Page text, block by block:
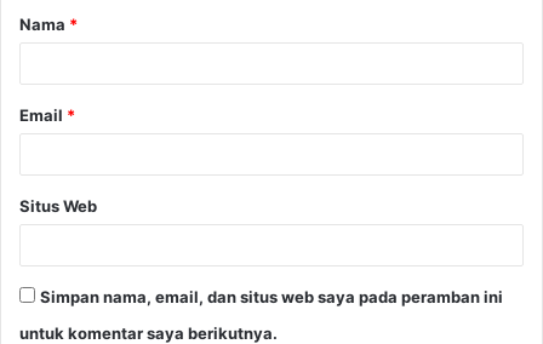
Nama *
Email *
Situs Web
Simpan nama, email, dan situs web saya pada peramban ini
untuk komentar saya berikutnya.